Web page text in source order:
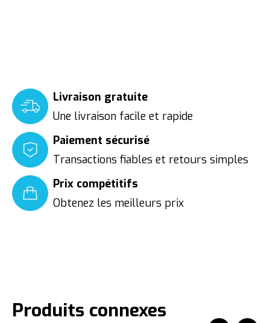
Livraison gratuite
Une livraison facile et rapide
Paiement sécurisé
Transactions fiables et retours simples
Prix compétitifs
Obtenez les meilleurs prix
Produits connexes